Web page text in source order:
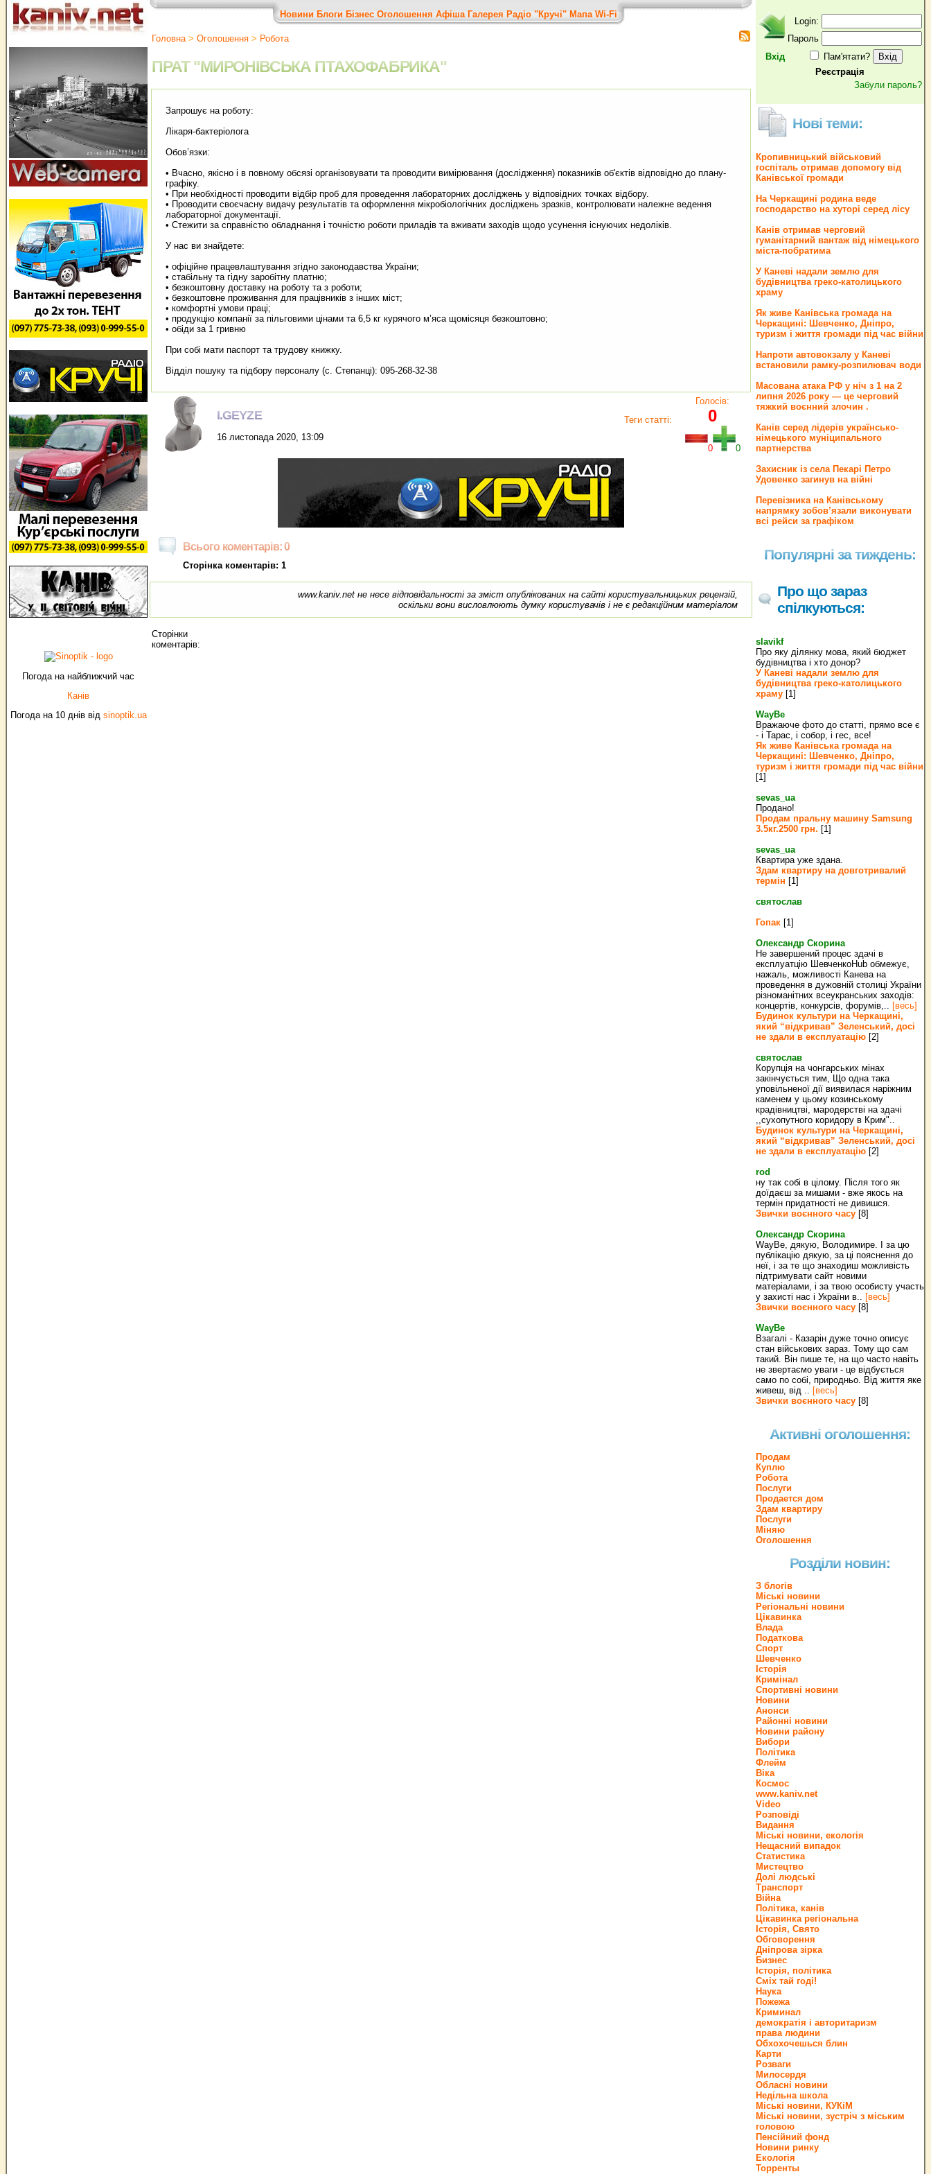
Погода на найближчий час
Канів
Погода на 10 днів від sinoptik.ua
Новини Блоги Бізнес Оголошення Афіша Галерея Радіо "Кручі" Мапа Wi-Fi
Головна> Оголошення > Робота
ПРАТ "МИРОНІВСЬКА ПТАХОФАБРИКА"
Запрошує на роботу:
Лікаря-бактеріолога
Обов’язки:
• Вчасно, якісно і в повному обсязі організовувати та проводити вимірювання (дослідження) показників об'єктів відповідно до плану-
графіку.
• При необхідності проводити відбір проб для проведення лабораторних досліджень у відповідних точках відбору.
• Проводити своєчасну видачу результатів та оформлення мікробіологічних досліджень зразків, контролювати належне ведення
лабораторної документації.
• Стежити за справністю обладнання і точністю роботи приладів та вживати заходів щодо усунення існуючих недоліків.
У нас ви знайдете:
• офіційне працевлаштування згідно законодавства України;
• стабільну та гідну заробітну платню;
• безкоштовну доставку на роботу та з роботи;
• безкоштовне проживання для працівників з інших міст;
• комфортні умови праці;
• продукцію компанії за пільговими цінами та 6,5 кг курячого м’яса щомісяця безкоштовно;
• обіди за 1 гривню
При собі мати паспорт та трудову книжку.
Відділ пошуку та підбору персоналу (с. Степанці): 095-268-32-38
I.GEYZE
16 листопада 2020, 13:09
Теги статті:
Голосів:
0
0 0
Всього коментарів: 0
Сторінка коментарів: 1
www.kaniv.net не несе відповідальності за зміст опублікованих на сайті користувальницьких рецензій,
оскільки вони висловлюють думку користувачів і не є редакційним матеріалом
Сторінки
коментарів:
Вхід
Login:
Пароль
Пам'ятати?
Реєстрація
Забули пароль?
Нові теми:
Кропивницький військовий
госпіталь отримав допомогу від
Канівської громади
На Черкащині родина веде
господарство на хуторі серед лісу
Канів отримав черговий
гуманітарний вантаж від німецького
міста-побратима
У Каневі надали землю для
будівництва греко‐католицького
храму
Як живе Канівська громада на
Черкащині: Шевченко, Дніпро,
туризм і життя громади під час війни
Напроти автовокзалу у Каневі
встановили рамку-розпилювач води
Масована атака РФ у ніч з 1 на 2
липня 2026 року — це черговий
тяжкий воєнний злочин .
Канів серед лідерів українсько-
німецького муніципального
партнерства
Захисник із села Пекарі Петро
Удовенко загинув на війні
Перевізника на Канівському
напрямку зобов’язали виконувати
всі рейси за графіком
Популярні за тиждень:
Про що зараз
спілкуються:
slavikf
Про яку ділянку мова, який бюджет
будівництва і хто донор?
У Каневі надали землю для
будівництва греко‐католицького
храму [1]
WayBe
Вражаюче фото до статті, прямо все є
- і Тарас, і собор, і гес, все!
Як живе Канівська громада на
Черкащині: Шевченко, Дніпро,
туризм і життя громади під час війни
[1]
sevas_ua
Продано!
Продам пральну машину Samsung
3.5кг.2500 грн. [1]
sevas_ua
Квартира уже здана.
Здам квартиру на довготривалий
термін [1]
святослав
Гопак [1]
Олександр Скорина
Не завершений процес здачі в
експлуатцію ШевченкоHub обмежує,
нажаль, можливості Канева на
проведення в дужовній столиці України
різноманітних всеукранських заходів:
концертів, конкурсів, форумів,.. [весь]
Будинок культури на Черкащині,
який “відкривав” Зеленський, досі
не здали в експлуатацію [2]
святослав
Корупція на чонгарських мінах
закінчується тим, Що одна така
уповільненої дії виявилася наріжним
каменем у цьому козинському
крадівництві, мародерстві на здачі
,,сухопутного коридору в Крим"..
Будинок культури на Черкащині,
який “відкривав” Зеленський, досі
не здали в експлуатацію [2]
rod
ну так собі в цілому. Після того як
доїдаєш за мишами - вже якось на
термін придатності не дивишся.
Звички воєнного часу [8]
Олександр Скорина
WayBe, дякую, Володимире. І за цю
публікацію дякую, за ці пояснення до
неї, і за те що знаходиш можливість
підтримувати сайт новими
матеріалами, і за твою особисту участь
у захисті нас і України в.. [весь]
Звички воєнного часу [8]
WayBe
Взагалі - Казарін дуже точно описує
стан військових зараз. Тому що сам
такий. Він пише те, на що часто навіть
не звертаємо уваги - це відбується
само по собі, природньо. Від життя яке
живеш, від .. [весь]
Звички воєнного часу [8]
Активні оголошення:
Продам
Куплю
Робота
Послуги
Продается дом
Здам квартиру
Послуги
Міняю
Оголошення
Розділи новин:
З блогів
Міські новини
Регіональні новини
Цікавинка
Влада
Податкова
Спорт
Шевченко
Історія
Кримінал
Спортивні новини
Новини
Анонси
Районні новини
Новини району
Вибори
Політика
Флейм
Віка
Космос
www.kaniv.net
Video
Розповіді
Видання
Міські новини, екологія
Нещасний випадок
Статистика
Мистецтво
Долі людські
Транспорт
Війна
Політика, канів
Цікавинка регіональна
Історія, Свято
Обговорення
Дніпрова зірка
Бизнес
Історія, політика
Сміх тай годі!
Наука
Пожежа
Криминал
демократія і авторитаризм
права людини
Обхохочешься блин
Карти
Розваги
Милосердя
Обласні новини
Недільна школа
Міські новини, КУКіМ
Міські новини, зустріч з міським
головою
Пенсійний фонд
Новини ринку
Екологія
Торренты